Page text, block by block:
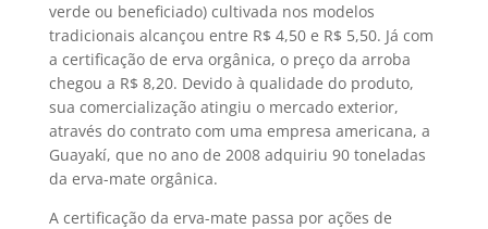
verde ou beneficiado) cultivada nos modelos
tradicionais alcançou entre R$ 4,50 e R$ 5,50. Já com
a certificação de erva orgânica, o preço da arroba
chegou a R$ 8,20. Devido à qualidade do produto,
sua comercialização atingiu o mercado exterior,
através do contrato com uma empresa americana, a
Guayakí, que no ano de 2008 adquiriu 90 toneladas
da erva-mate orgânica.
A certificação da erva-mate passa por ações de